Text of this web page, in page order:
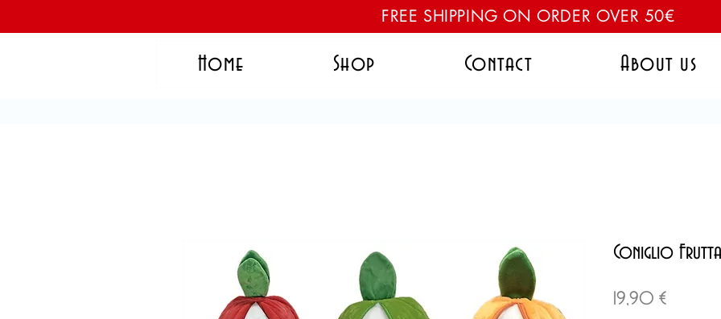
FREE SHIPPING ON ORDER OVER 50€
Home Shop Contact About us
Coniglio Frutta
19,90 €Prezzo